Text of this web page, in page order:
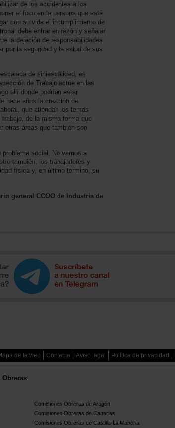
de los accidentes a los
el foco en la persona que está
con su vida el incumplimiento de
debe entrar en razón y señalar
la dejación de responsabilidades
por la seguridad y la salud de sus
de siniestralidad, es
de Trabajo actúe en las
allí donde podrían estar
hace años la creación de
que atiendan los temas
de la misma forma que
otras áreas que también son
problema social. No vamos a
también, los trabajadores y
física y, en último término, su
general CCOO de Industria de
de la web Contacta Aviso legal Política de privacidad
Obreras
Comisiones Obreras de Aragón
Comisiones Obreras de Canarias
Comisiones Obreras de Castilla-La Mancha